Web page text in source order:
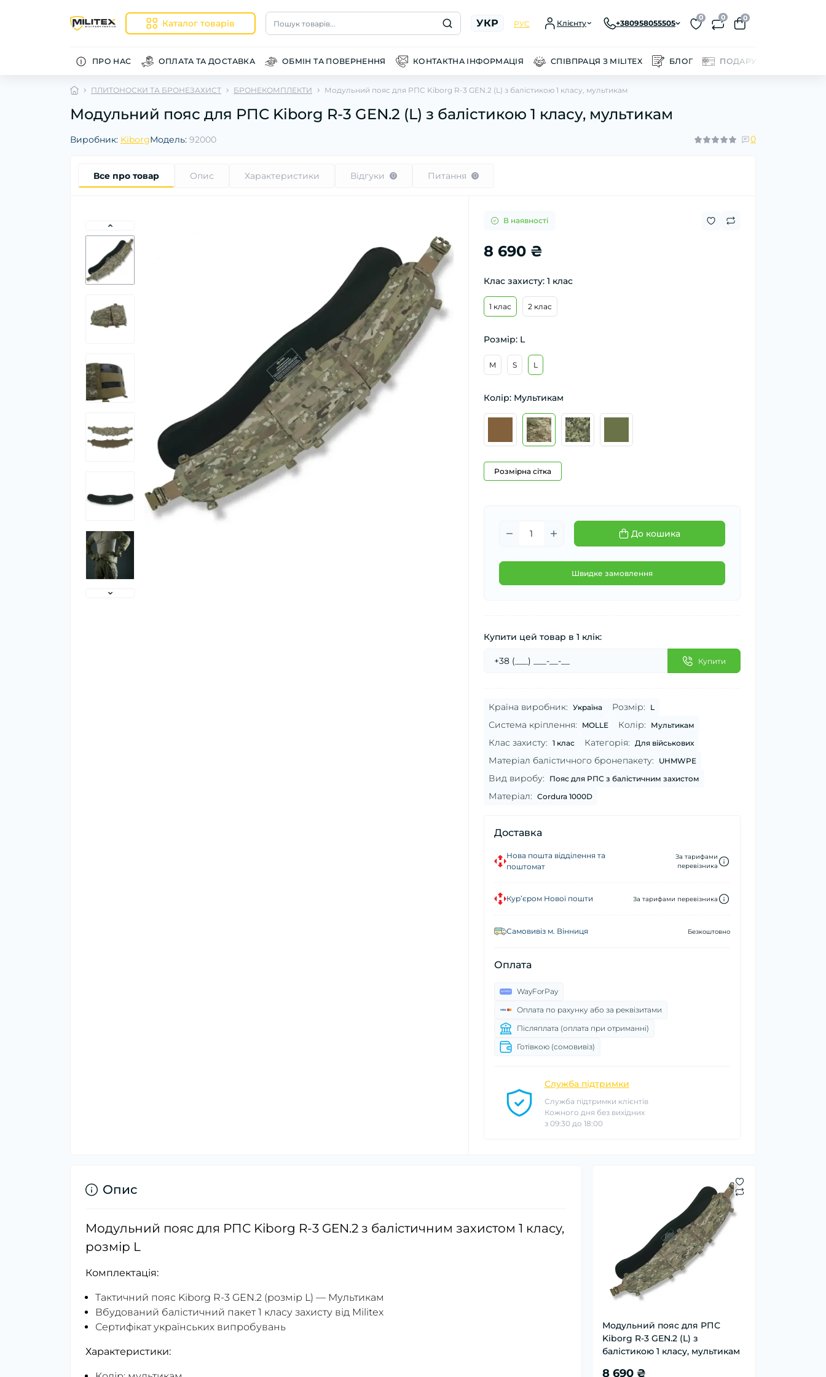
Каталог товарів Пошук товарів... УКР РУС Клієнту +380958055505
0 0 0
ПРО НАС ОПЛАТА ТА ДОСТАВКА ОБМІН ТА ПОВЕРНЕННЯ КОНТАКТНА ІНФОРМАЦІЯ СПІВПРАЦЯ З MILITEX БЛОГ ПОДАРУНКОВІ
ПЛИТОНОСКИ ТА БРОНЕЗАХИСТ БРОНЕКОМПЛЕКТИ Модульний пояс для РПС Kiborg R-3 GEN.2 (L) з балістикою 1 класу, мультикам
Модульний пояс для РПС Kiborg R-3 GEN.2 (L) з балістикою 1 класу, мультикам
Виробник: KiborgМодель: 92000 0
Все про товар Опис Характеристики Відгуки 0 Питання 0
В наявності
8 690 ₴
Клас захисту: 1 клас
1 клас 2 клас
Розмір: L
M S L
Колір: Мультикам
Розмірна сітка
До кошика
Швидке замовлення
Купити цей товар в 1 клік:
Купити
Країна виробник: Україна Розмір: L
Система кріплення: MOLLE Колір: Мультикам
Клас захисту: 1 клас Категорія: Для військових
Матеріал балістичного бронепакету: UHMWPE
Вид виробу: Пояс для РПС з балістичним захистом
Матеріал: Cordura 1000D
Доставка
Нова пошта відділення та
поштомат
За тарифами
перевізника
Кур’єром Нової пошти За тарифами перевізника
Самовивіз м. Вінниця Безкоштовно
Оплата
WayForPay
Оплата по рахунку або за реквізитами
Післяплата (оплата при отриманні)
Готівкою (сомовивіз)
Служба підтримки
Служба підтримки клієнтів
Кожного дня без вихідних
з 09:30 до 18:00
Модульний пояс для РПС
Kiborg R-3 GEN.2 (L) з
балістикою 1 класу, мультикам
8 690 ₴
Опис
Модульний пояс для РПС Kiborg R-3 GEN.2 з балістичним захистом 1 класу,
розмір L
Комплектація:
Тактичний пояс Kiborg R-3 GEN.2 (розмір L) — Мультикам
Вбудований балістичний пакет 1 класу захисту від Militex
Сертифікат українських випробувань
Характеристики: